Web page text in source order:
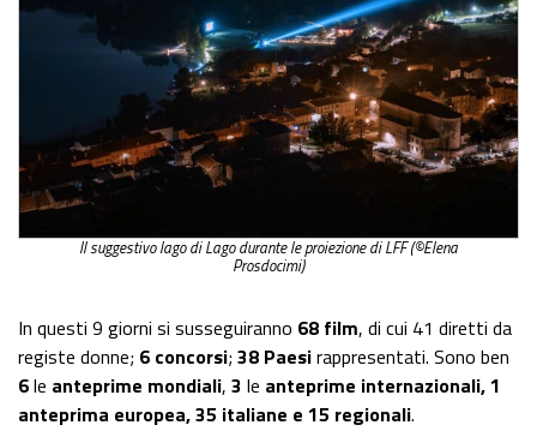
Il suggestivo lago di Lago durante le proiezione di LFF (©Elena
Prosdocimi)
In questi 9 giorni si susseguiranno 68 film, di cui 41 diretti da
registe donne; 6 concorsi; 38 Paesirappresentati. Sono ben
6le anteprime mondiali, 3 le anteprime internazionali,1
anteprima europea, 35 italiane e 15 regionali.